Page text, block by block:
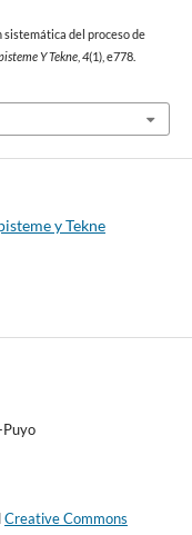
sistemática del proceso de
Y Tekne, 4(1), e778.
y Tekne
Creative Commons